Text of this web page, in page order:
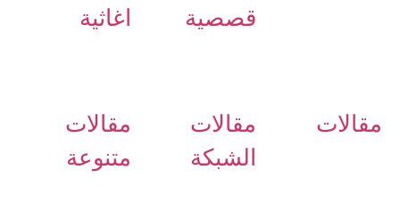
قصصية اغاثية
مقالات
مقالات
الشبكة
مقالات
متنوعة